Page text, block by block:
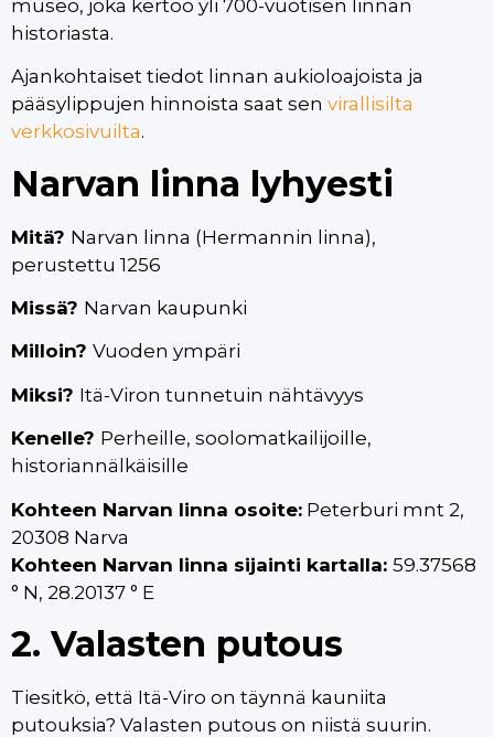
museo, joka kertoo yli 700-vuotisen linnan
historiasta.
Ajankohtaiset tiedot linnan aukioloajoista ja
pääsylippujen hinnoista saat sen virallisilta
verkkosivuilta.
Narvan linna lyhyesti
Mitä? Narvan linna (Hermannin linna),
perustettu 1256
Missä? Narvan kaupunki
Milloin? Vuoden ympäri
Miksi? Itä-Viron tunnetuin nähtävyys
Kenelle? Perheille, soolomatkailijoille,
historiannälkäisille
Kohteen Narvan linna osoite: Peterburi mnt 2,
20308 Narva
Kohteen Narvan linna sijainti kartalla: 59.37568
° N, 28.20137 ° E
2. Valasten putous
Tiesitkö, että Itä-Viro on täynnä kauniita
putouksia? Valasten putous on niistä suurin.